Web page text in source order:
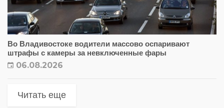
Во Владивостоке водители массово оспаривают
штрафы с камеры за невключенные фары
06.08.2026
Читать еще